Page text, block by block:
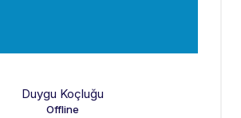
Duygu Koçluğu
Offline